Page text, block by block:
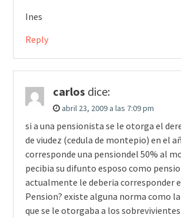
Ines
Reply
carlos dice:
abril 23, 2009 a las 7:09 pm
si a una pensionista se le otorga el
de viudez (cedula de montepio) en el
corresponde una pensiondel 50% al
pecibia su difunto esposo como
actualmente le deberia corresponder
Pension? existe alguna norma como
que se le otorgaba a los sobrevivientes